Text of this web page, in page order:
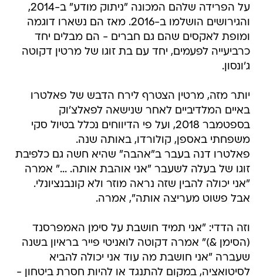
על הפרידה שלהם המכונה "ניתוק מודע" ב-2014,
והגירושים הושלמו ב-2016. מאז הם נשארו דוגמה
ומופת לאקסים שהם גם חברים - הם מבלים יחד
כרביעייה לפעמים, יחד עם בת זוגו של מרטין דקוטה
ג'ונסון.
יותר מזה, מרטין הצטרף לירח הדבש של פאלטרו
באיים המלדיביים לאחר שנישאה לפאלצ'וק
בספטמבר 2018, ועל פי הדיווחים נכלל בטיול סקי
משפחתי באספן, קולורדו, באותה שנה.
פאלטרו דנה בעבר ב"אהבה" שהיא חשה גם כלפיבת
זוגו של בעלה לשעבר "אני אוהבת אותה. ..." אמרה
"אני יכולה להבין שזה נראה מוזר ולא קונבנציונלי.
אבל פשוט מעריצה אותה", אמרה.
וזה הדדי: "אני תמיד חושבת על סימן האמפרסנד
(הסימן &)" אמרה דקוטה לואניטי פייר בראיון בשנה
שעברה "אני חושבת מה עוד אני יכולה להביא
לסיטואציה, במקום להתנגד או להיות חסרת ביטחון -